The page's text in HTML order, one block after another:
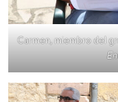
Carmen, miembro del